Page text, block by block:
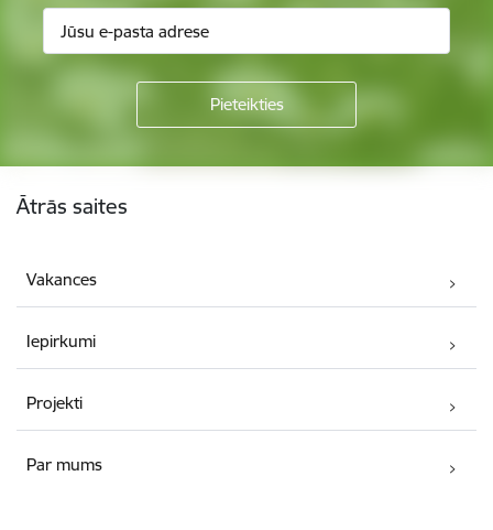
Ātrās saites
Vakances
Iepirkumi
Projekti
Par mums